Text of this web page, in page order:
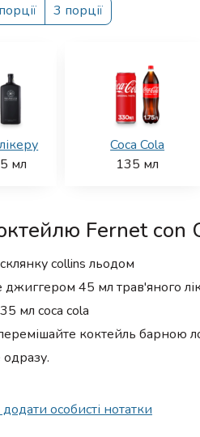
3 порції
мл
Coca Cola
135 мл
Fernet con
collins льодом
джиггером 45 мл трав'яного
мл coca cola
коктейль барною
особисті нотатки